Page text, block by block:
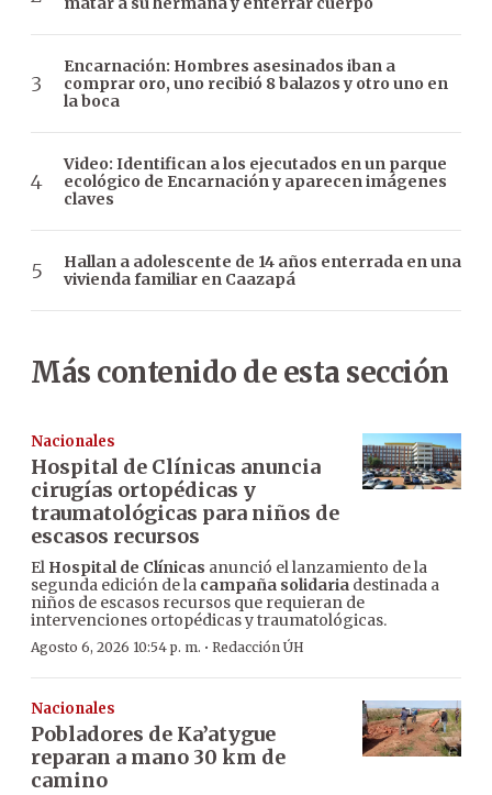
Encarnación: Hombres asesinados iban a
comprar oro, uno recibió 8 balazos y otro uno en
la boca
Video: Identifican a los ejecutados en un parque
ecológico de Encarnación y aparecen imágenes
claves
Hallan a adolescente de 14 años enterrada en una
vivienda familiar en Caazapá
Más contenido de esta sección
Nacionales
Hospital de Clínicas anuncia
cirugías ortopédicas y
traumatológicas para niños de
escasos recursos
El Hospital de Clínicas anunció el lanzamiento de la
segunda edición de la campaña solidaria destinada a
niños de escasos recursos que requieran de
intervenciones ortopédicas y traumatológicas.
Agosto 6, 2026 10:54 p. m. · Redacción ÚH
Nacionales
Pobladores de Ka’atygue
reparan a mano 30 km de
camino